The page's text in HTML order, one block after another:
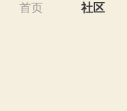
首页 社区